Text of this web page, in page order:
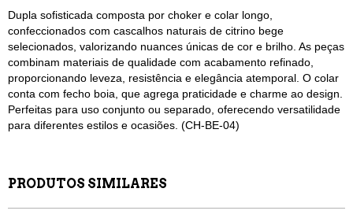
Dupla sofisticada composta por choker e colar longo,
confeccionados com cascalhos naturais de citrino bege
selecionados, valorizando nuances únicas de cor e brilho. As peças
combinam materiais de qualidade com acabamento refinado,
proporcionando leveza, resistência e elegância atemporal. O colar
conta com fecho boia, que agrega praticidade e charme ao design.
Perfeitas para uso conjunto ou separado, oferecendo versatilidade
para diferentes estilos e ocasiões. (CH-BE-04)
PRODUTOS SIMILARES